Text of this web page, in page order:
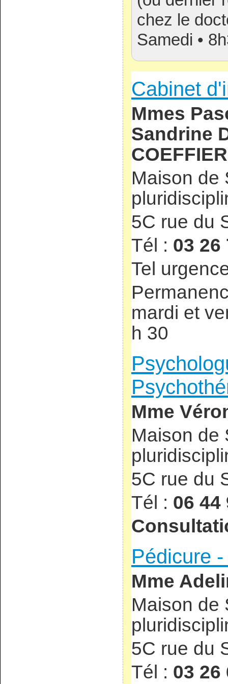
chez le
Samedi •
Cabinet
Mmes
Sandrine
COEFFIER
Maison de
5C rue du
Tél : 03 26
Tel
mardi et
h 30
Mme
Maison de
5C rue du
Tél : 06 44
Pédicure
Mme
Maison de
5C rue du
Tél : 03 26